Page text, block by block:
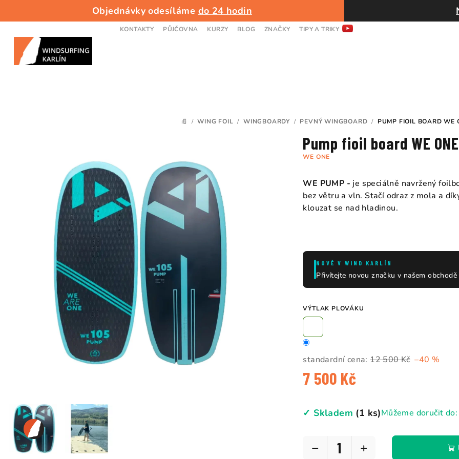
Objednávky odesíláme do 24 hodin
KONTAKTY PŮJČOVNA KURZY BLOG ZNAČKY TIPY A TRIKY
DOMŮ
/ WING FOIL / WINGBOARDY / PEVNÝ WINGBOARD / PUMP FIOIL BOARD WE
WE ONE
Pump fioil board WE ONE
WE PUMP - je speciálně navržený
bez větru a vln. Stačí odraz z mola a
klouzat se nad hladinou.
NOVĚ V WIND KARLÍN
Přivítejte novou značku v našem
VÝTLAK PLOVÁKU
standardní cena: 12 500 Kč –40 %
7 500 Kč
cena:
✓ Skladem (1 ks)Můžeme doručit do:
+
−